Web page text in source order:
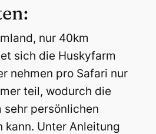
nur 40km
sich die Huskyfarm
nehmen pro Safari nur
teil, wodurch die
sehr persönlichen
kann. Unter Anleitung